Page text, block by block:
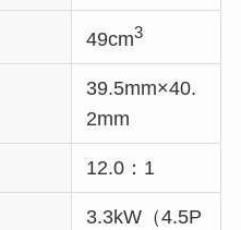
49cm3
39.5mm×40.
2mm
12.0：1
3.3kW（4.5P